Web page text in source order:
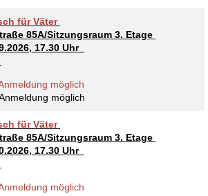
für Väter
85A/Sitzungsraum 3. Etage
17.30 Uhr
möglich
für Väter
85A/Sitzungsraum 3. Etage
17.30 Uhr
möglich